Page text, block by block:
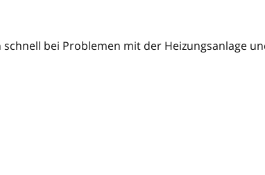
bei Problemen mit der Heizungsanlage